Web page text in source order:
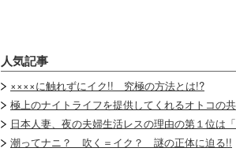
人気記事
××××に触れずにイク!! 究極の方法とは!?
極上のナイトライフを提供してくれるオトコの
日本人妻、夜の夫婦生活レスの理由の第１位は
潮ってナニ？ 吹く＝イク？ 謎の正体に迫る!!